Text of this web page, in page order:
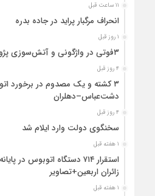
۱۱ ساعت قبل
انحراف مرگبار پراید در جاده بدره
۱ روز قبل
۳فوتی در واژگونی و آتش‌سوزی پژو ۴۰۵ در کمربندی شرقی ایلام
۴ روز قبل
دشت‌عباس–دهلران
۴ روز قبل
سخنگوی دولت وارد ایلام شد
۱ هفته قبل
استقرار ۷۱۴ دستگاه اتوبوس
زائران اربعین+تصاویر
۱ هفته قبل